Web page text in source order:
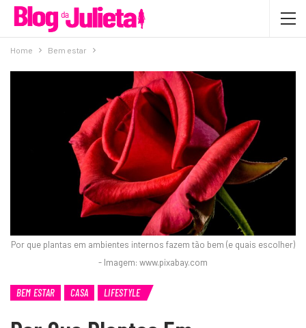
Home Bem estar
Por que plantas em ambientes internos fazem tão bem (e quais escolher)
- Imagem: www.pixabay.com
BEM ESTAR CASA LIFESTYLE